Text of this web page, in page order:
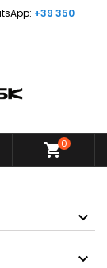
+39 350
shopping_cart0